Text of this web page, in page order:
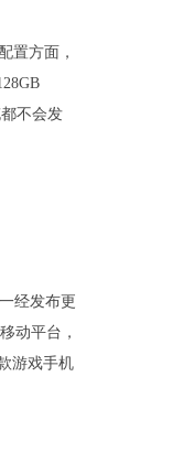
置方面，
不会发
经发布更
动平台，
游戏手机